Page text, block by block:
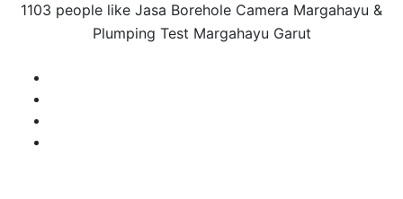
1103 people like Jasa Borehole Camera Margahayu &
Plumping Test Margahayu Garut